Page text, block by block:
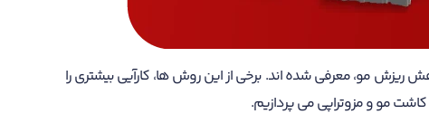
مو، معرفی شده اند. برخی از این روش ها، کارآیی بیشتری را
مو و مزوتراپی می پردازیم.